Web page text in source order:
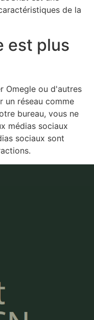
de la
est plus
Omegle ou d'autres
un réseau comme
bureau, vous ne
médias sociaux
sociaux sont